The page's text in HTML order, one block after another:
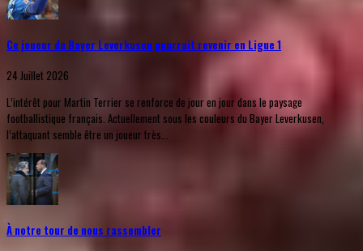
Ce joueur du Bayer Leverkusen pourrait revenir en Ligue 1
24 Juillet 2026
L’intérêt pour Martin Terrier se renforce de jour en jour dans le paysage
footballistique français. Actuellement sous les couleurs du Bayer Leverkusen,
l’attaquant semble être un joueur très...
À notre tour de nous rassembler